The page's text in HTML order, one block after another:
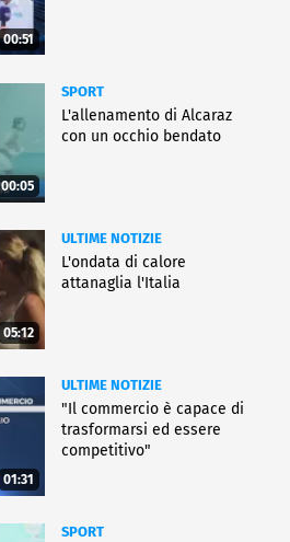
00:51
00:05
SPORT
L'allenamento di Alcaraz
con un occhio bendato
05:12
ULTIME NOTIZIE
L'ondata di calore
attanaglia l'Italia
01:31
ULTIME NOTIZIE
"Il commercio è capace di
trasformarsi ed essere
competitivo"
SPORT